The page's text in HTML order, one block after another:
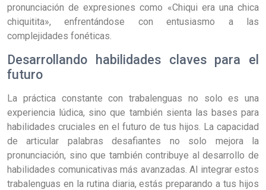
pronunciación de expresiones como «Chiqui era una chica
chiquitita», enfrentándose con entusiasmo a las
complejidades fonéticas.
Desarrollando habilidades claves para el
futuro
La práctica constante con trabalenguas no solo es una
experiencia lúdica, sino que también sienta las bases para
habilidades cruciales en el futuro de tus hijos. La capacidad
de articular palabras desafiantes no solo mejora la
pronunciación, sino que también contribuye al desarrollo de
habilidades comunicativas más avanzadas. Al integrar estos
trabalenguas en la rutina diaria, estás preparando a tus hijos